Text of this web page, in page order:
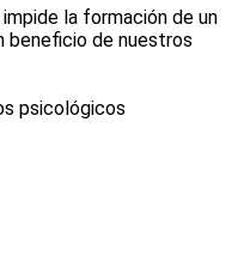
la formación de un
beneficio de nuestros
psicológicos